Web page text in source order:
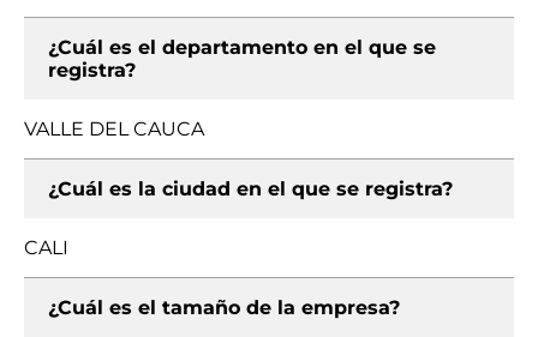
¿Cuál es el departamento en el que se
registra?
VALLE DEL CAUCA
¿Cuál es la ciudad en el que se registra?
CALI
¿Cuál es el tamaño de la empresa?